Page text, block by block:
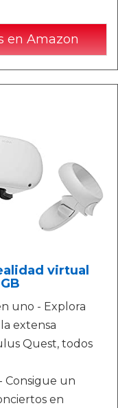
en Amazon
virtual
uno - Explora
extensa
Quest, todos
Consigue un
en